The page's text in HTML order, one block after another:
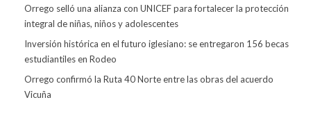
Orrego selló una alianza con UNICEF para fortalecer la protección
integral de niñas, niños y adolescentes
Inversión histórica en el futuro iglesiano: se entregaron 156 becas
estudiantiles en Rodeo
Orrego confirmó la Ruta 40 Norte entre las obras del acuerdo
Vicuña